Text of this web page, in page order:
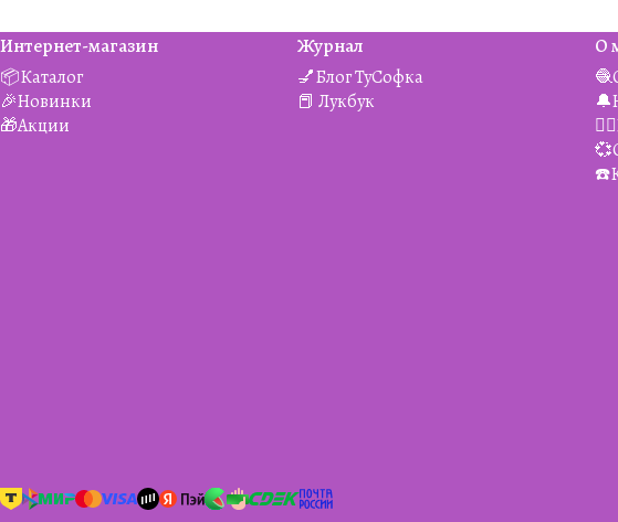
Интернет-магазин
📦Каталог
🎉Новинки
🎁Акции
Журнал
💅Блог ТуСофка
📕 Лукбук
О